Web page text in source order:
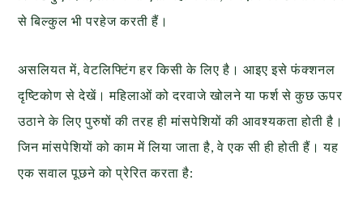
से बिल्कुल भी परहेज करती हैं।
असलियत में, वेटलिफ्टिंग हर किसी के लिए है। आइए इसे फंक्शनल
दृष्टिकोण से देखें। महिलाओं को दरवाजे खोलने या फर्श से कुछ ऊपर
उठाने के लिए पुरुषों की तरह ही मांसपेशियों की आवश्यकता होती है।
जिन मांसपेशियों को काम में लिया जाता है, वे एक सी ही होती हैं। यह
एक सवाल पूछने को प्रेरित करता है: